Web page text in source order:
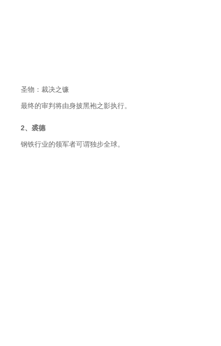
圣物：裁决之镰
最终的审判将由身披黑袍之影执行。
2、裘德
钢铁行业的领军者可谓独步全球。